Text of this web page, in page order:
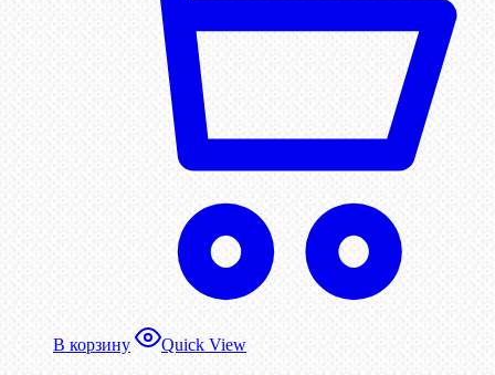
В корзину Quick View